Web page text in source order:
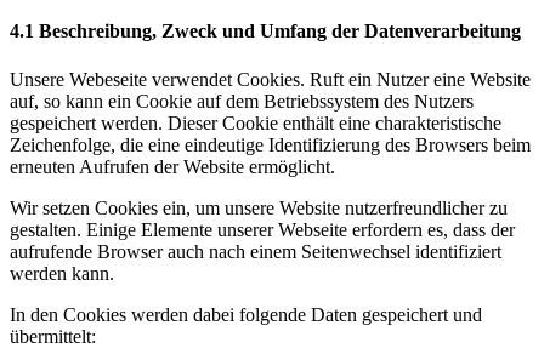
4.1 Beschreibung, Zweck und Umfang der Datenverarbeitung
Unsere Webeseite verwendet Cookies. Ruft ein Nutzer eine Website
auf, so kann ein Cookie auf dem Betriebssystem des Nutzers
gespeichert werden. Dieser Cookie enthält eine charakteristische
Zeichenfolge, die eine eindeutige Identifizierung des Browsers beim
erneuten Aufrufen der Website ermöglicht.
Wir setzen Cookies ein, um unsere Website nutzerfreundlicher zu
gestalten. Einige Elemente unserer Webseite erfordern es, dass der
aufrufende Browser auch nach einem Seitenwechsel identifiziert
werden kann.
In den Cookies werden dabei folgende Daten gespeichert und
übermittelt: